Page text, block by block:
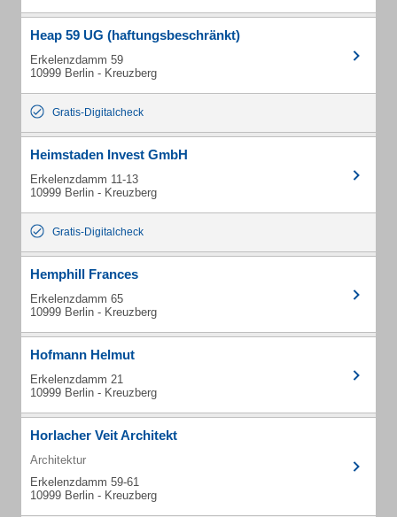
Heap 59 UG (haftungsbeschränkt)
Erkelenzdamm 59
10999 Berlin - Kreuzberg
Gratis-Digitalcheck
Heimstaden Invest GmbH
Erkelenzdamm 11-13
10999 Berlin - Kreuzberg
Gratis-Digitalcheck
Hemphill Frances
Erkelenzdamm 65
10999 Berlin - Kreuzberg
Hofmann Helmut
Erkelenzdamm 21
10999 Berlin - Kreuzberg
Horlacher Veit Architekt
Architektur
Erkelenzdamm 59-61
10999 Berlin - Kreuzberg